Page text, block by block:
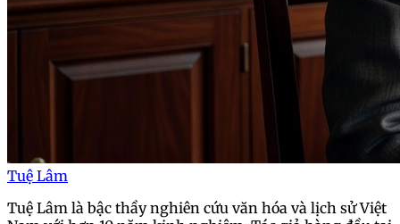
Tuệ Lâm
Tuệ Lâm là bậc thầy nghiên cứu văn hóa và lịch sử Việt